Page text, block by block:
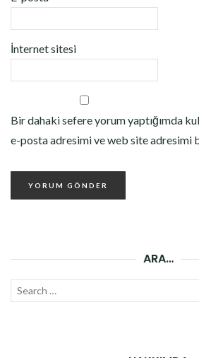
İnternet sitesi
Bir dahaki sefere yorum yaptığımda
e-posta adresimi ve web site adresimi
ARA…
Search